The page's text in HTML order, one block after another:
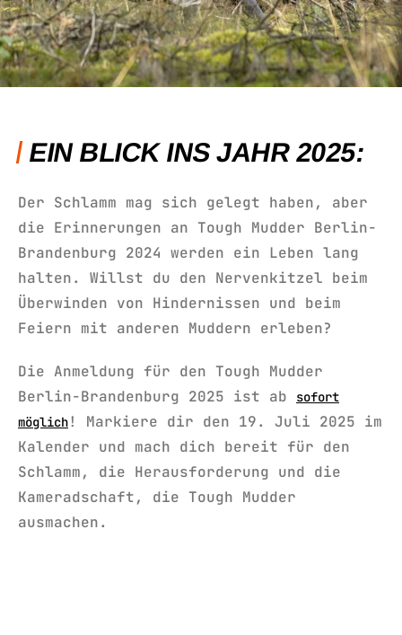
EIN BLICK INS JAHR 2025:
Der Schlamm mag sich gelegt haben, aber
die Erinnerungen an Tough Mudder Berlin-
Brandenburg 2024 werden ein Leben lang
halten. Willst du den Nervenkitzel beim
Überwinden von Hindernissen und beim
Feiern mit anderen Muddern erleben?
Die Anmeldung für den Tough Mudder
Berlin-Brandenburg 2025 ist ab
sofort
möglich! Markiere dir den 19. Juli 2025 im
Kalender und mach dich bereit für den
Schlamm, die Herausforderung und die
Kameradschaft, die Tough Mudder
ausmachen.